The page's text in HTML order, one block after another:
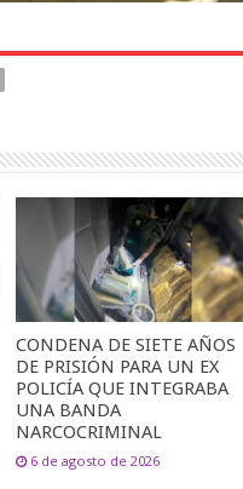
CONDENA DE SIETE AÑOS
DE PRISIÓN PARA UN EX
POLICÍA QUE INTEGRABA
UNA BANDA
NARCOCRIMINAL
6 de agosto de 2026